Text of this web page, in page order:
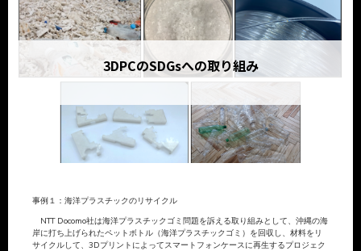
3DPCのSDGsへの取り組み
事例１：海洋プラスチックのリサイクル
NTT Docomo社は海洋プラスチックゴミ問題を訴える取り組みとして、沖縄の海
岸に打ち上げられたペットボトル（海洋プラスチックゴミ）を回収し、材料をリ
サイクルして、3Dプリントによってスマートフォンケースに再生するプロジェク